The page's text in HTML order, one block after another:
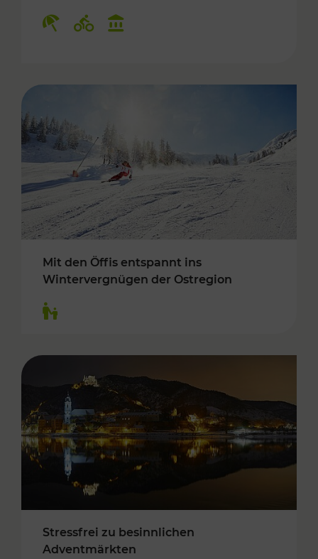
Mit den Öffis entspannt ins
Wintervergnügen der Ostregion
Stressfrei zu besinnlichen
Adventmärkten